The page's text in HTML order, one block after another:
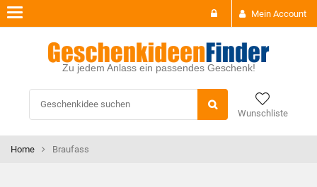
Mein Account
Zu jedem Anlass ein passendes Geschenk!
Wunschliste
Toggle
navigation
Home Braufass